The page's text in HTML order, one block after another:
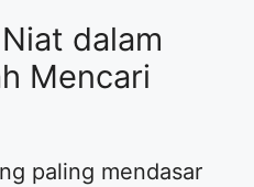
dalam
Mencari
paling mendasar